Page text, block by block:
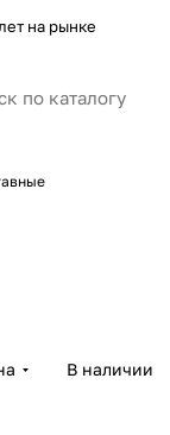
на рынке
В наличии